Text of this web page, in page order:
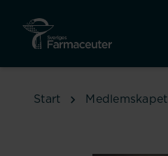
Start Medlemskapet